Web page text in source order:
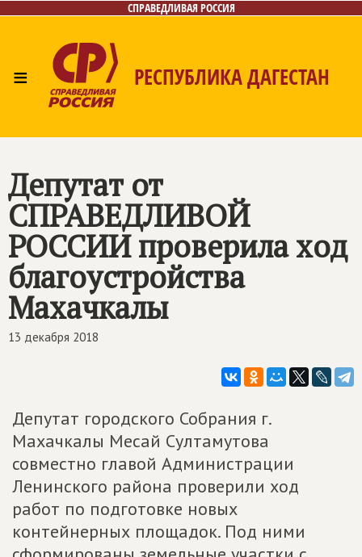
СПРАВЕДЛИВАЯ РОССИЯ
≡ РЕСПУБЛИКА ДАГЕСТАН
Депутат от
СПРАВЕДЛИВОЙ
РОССИИпроверила ход
благоустройства
Махачкалы
13 декабря 2018
Депутат городского Собрания г.
Махачкалы Месай Султамутова
совместно главой Администрации
Ленинского района проверили ход
работ по подготовке новых
контейнерных площадок. Под ними